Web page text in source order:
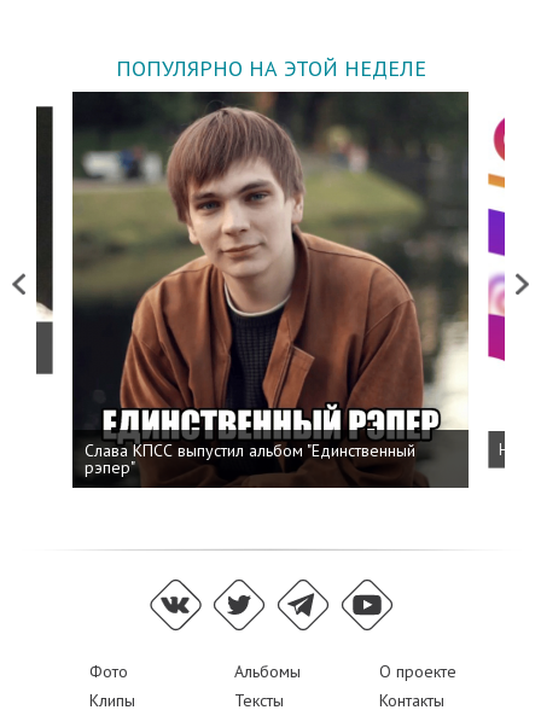
ПОПУЛЯРНО НА ЭТОЙ НЕДЕЛЕ
Previous
Слава КПСС выпустил альбом "Единственный
рэпер"
Next
Фото Альбомы
О проекте
Клипы
Тексты Контакты